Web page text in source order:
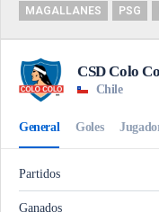
MAGALLANES
PSG